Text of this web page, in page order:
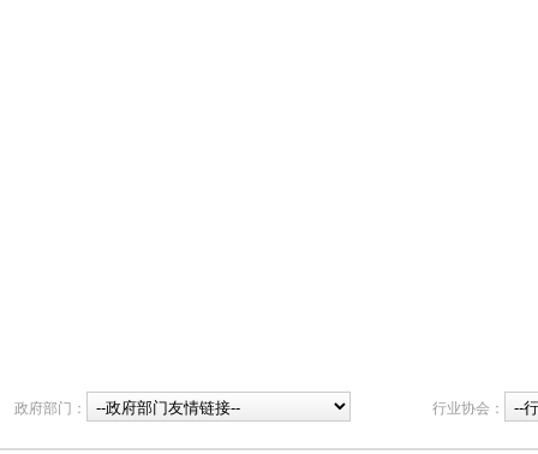
政府部门： 行业协会：